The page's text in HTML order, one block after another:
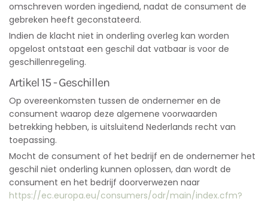
omschreven worden ingediend, nadat de consument de
gebreken heeft geconstateerd.
Indien de klacht niet in onderling overleg kan worden
opgelost ontstaat een geschil dat vatbaar is voor de
geschillenregeling.
Artikel 15 - Geschillen
Op overeenkomsten tussen de ondernemer en de
consument waarop deze algemene voorwaarden
betrekking hebben, is uitsluitend Nederlands recht van
toepassing.
Mocht de consument of het bedrijf en de ondernemer het
geschil niet onderling kunnen oplossen, dan wordt de
consument en het bedrijf doorverwezen naar
https://ec.europa.eu/consumers/odr/main/index.cfm?